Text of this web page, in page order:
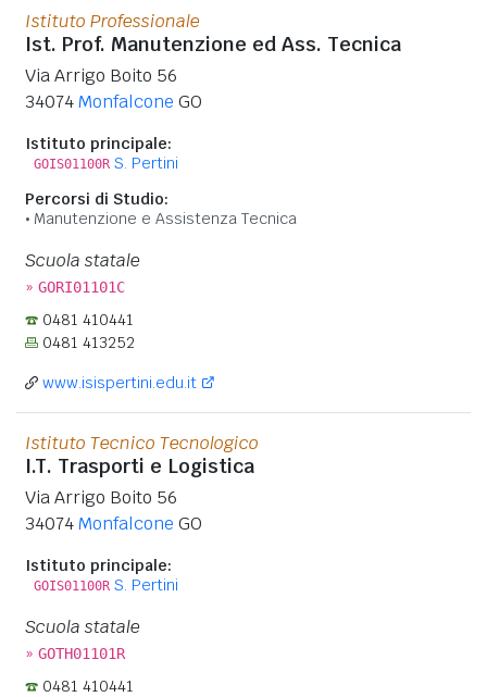
Istituto Professionale
Ist. Prof. Manutenzione ed Ass. Tecnica
Via Arrigo Boito 56
34074Monfalcone GO
Istituto principale:
GOIS01100R S. Pertini
Percorsi di Studio:
Manutenzione e Assistenza Tecnica
Scuola statale
» GORI01101C
0481 410441
0481 413252
www.isispertini.edu.it
Istituto Tecnico Tecnologico
I.T. Trasporti e Logistica
Via Arrigo Boito 56
34074Monfalcone GO
Istituto principale:
GOIS01100R S. Pertini
Scuola statale
» GOTH01101R
0481 410441